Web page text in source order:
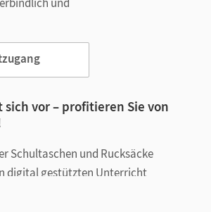
sich vor – profitieren Sie von
Schultaschen und Rucksäcke
digital gestützten Unterricht